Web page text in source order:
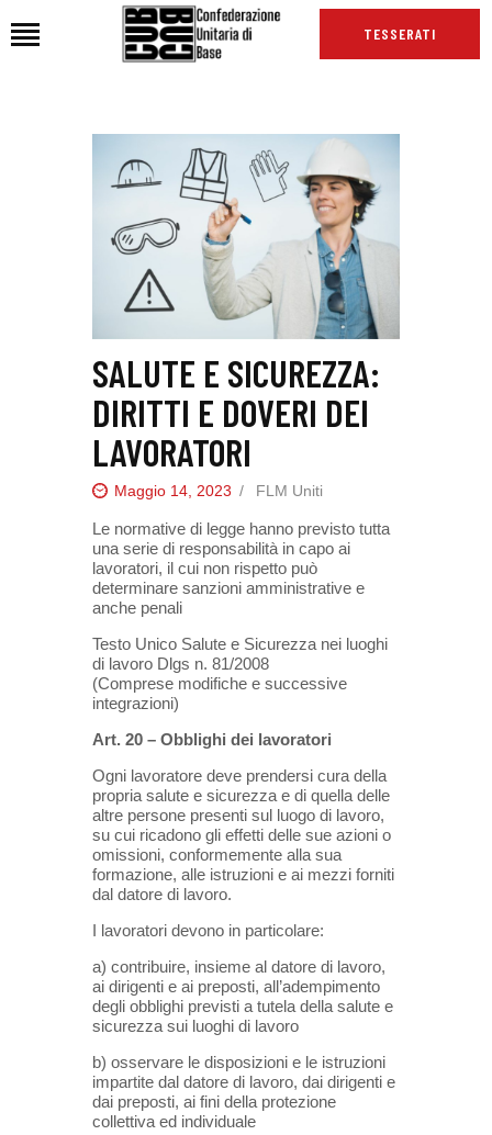
TESSERATI
HOME
CHI SIAMO
SEDI
NEWS
PODCAST CUB
INTERNAZIONALE
RASSEGNA STAMPA
SALUTE E SICUREZZA:
DIRITTI E DOVERI DEI
LAVORATORI
Maggio 14, 2023 FLM Uniti
Le normative di legge hanno previsto tutta
una serie di responsabilità in capo ai
lavoratori, il cui non rispetto può
determinare sanzioni amministrative e
anche penali
Testo Unico Salute e Sicurezza nei luoghi
di lavoro Dlgs n. 81/2008
(Comprese modifiche e successive
integrazioni)
Art. 20 – Obblighi dei lavoratori
Ogni lavoratore deve prendersi cura della
propria salute e sicurezza e di quella delle
altre persone presenti sul luogo di lavoro,
su cui ricadono gli effetti delle sue azioni o
omissioni, conformemente alla sua
formazione, alle istruzioni e ai mezzi forniti
dal datore di lavoro.
I lavoratori devono in particolare:
a) contribuire, insieme al datore di lavoro,
ai dirigenti e ai preposti, all’adempimento
degli obblighi previsti a tutela della salute e
sicurezza sui luoghi di lavoro
b) osservare le disposizioni e le istruzioni
impartite dal datore di lavoro, dai dirigenti e
dai preposti, ai fini della protezione
collettiva ed individuale